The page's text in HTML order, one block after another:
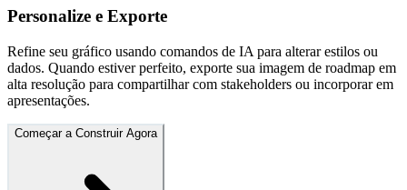
Personalize e Exporte
Refine seu gráfico usando comandos de IA para alterar estilos ou
dados. Quando estiver perfeito, exporte sua imagem de roadmap em
alta resolução para compartilhar com stakeholders ou incorporar em
apresentações.
Começar a Construir Agora